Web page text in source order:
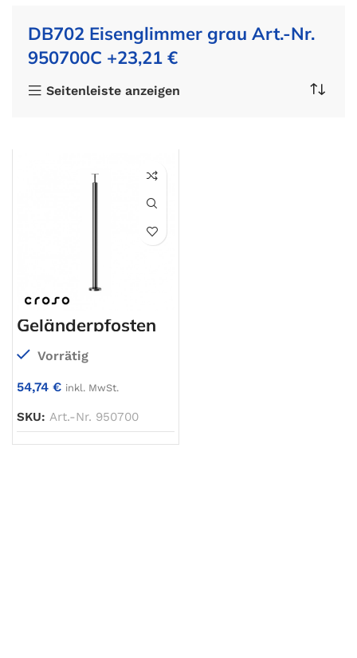
DB702 Eisenglimmer grau Art.-Nr.
950700C +23,21 €
Seitenleiste anzeigen
Geländerpfosten
Vorrätig
54,74 € inkl. MwSt.
SKU: Art.-Nr. 950700